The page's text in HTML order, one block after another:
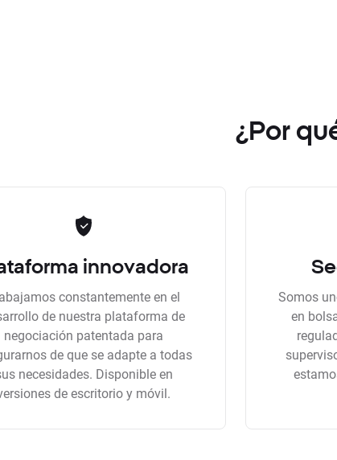
¿Por
innovadora
constantemente en el
de nuestra plataforma de
negociación patentada para
de que se adapte a todas
necesidades. Disponible en
de escritorio y móvil.
Somos
en